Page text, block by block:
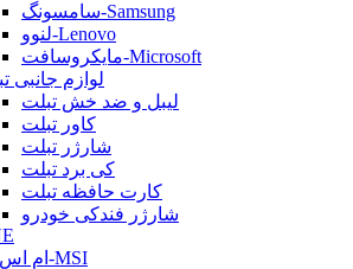
سامسونگ-Samsung
لنوو-Lenovo
مایکروسافت-Microsoft
لوازم جانبی
لیبل و ضد خش تبلت
کاور تبلت
شارژر تبلت
کی برد تبلت
کارت حافظه تبلت
شارژر فندکی خودرو
ام اس آی-MSI